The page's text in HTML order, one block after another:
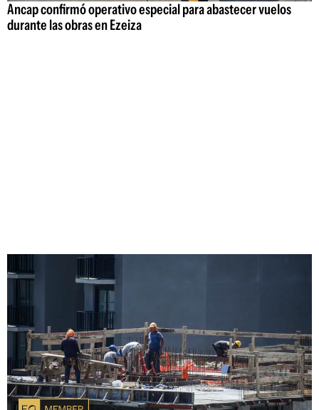
Ancap confirmó operativo especial para abastecer vuelos
durante las obras en Ezeiza